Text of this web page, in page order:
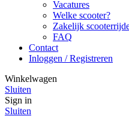
Vacatures
Welke scooter?
Zakelijk
FAQ
Contact
Inloggen / Registreren
Winkelwagen
Sluiten
Sign in
Sluiten